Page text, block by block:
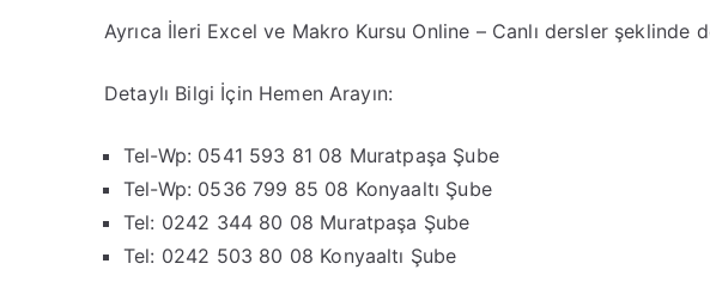
Ayrıca İleri Excel ve Makro Kursu Online – Canlı dersler şeklinde
Detaylı Bilgi İçin Hemen Arayın:
Tel-Wp: 0541 593 81 08 Muratpaşa Şube
Tel-Wp: 0536 799 85 08 Konyaaltı Şube
Tel: 0242 344 80 08 Muratpaşa Şube
Tel: 0242 503 80 08 Konyaaltı Şube